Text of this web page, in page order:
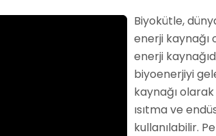
Biyokütle,
enerji kaynağı
enerji
biyoenerjiyi
kaynağı
ısıtma ve
kullanılabilir.